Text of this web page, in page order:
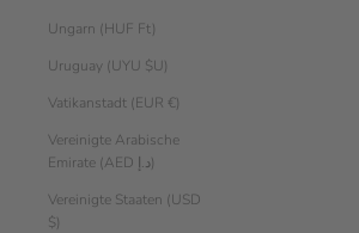
Ungarn (HUF Ft)
Uruguay (UYU $U)
Vatikanstadt (EUR €)
Vereinigte Arabische
Emirate (AED د.إ)
Vereinigte Staaten (USD
$)